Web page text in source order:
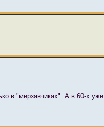
в "мерзавчиках". А в 60-х уже